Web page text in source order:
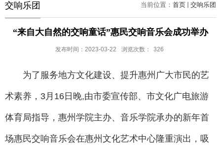
当前位置： 首页 交响乐团
交响乐团
“来自大自然的交响童话”惠民交响音乐会成功举办
发布时间：2023-03-22 浏览次数： 326
为了服务地方文化建设、提升惠州广大市民的艺
术素养，3月16日晚,由市委宣传部、市文化广电旅游
体育局指导，惠州学院主办、音乐学院承办的新年首
场惠民交响音乐会在惠州文化艺术中心隆重演出，吸